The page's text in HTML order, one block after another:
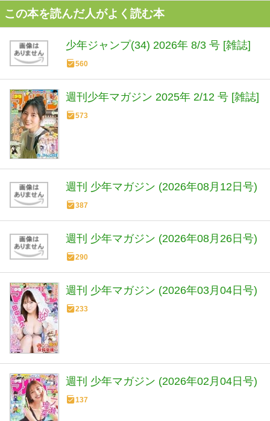
この本を読んだ人がよく読む本
少年ジャンプ(34) 2026年 8/3 号 [雑誌]
560
週刊少年マガジン 2025年 2/12 号 [雑誌]
573
週刊 少年マガジン (2026年08月12日号)
387
週刊 少年マガジン (2026年08月26日号)
290
週刊 少年マガジン (2026年03月04日号)
233
週刊 少年マガジン (2026年02月04日号)
137